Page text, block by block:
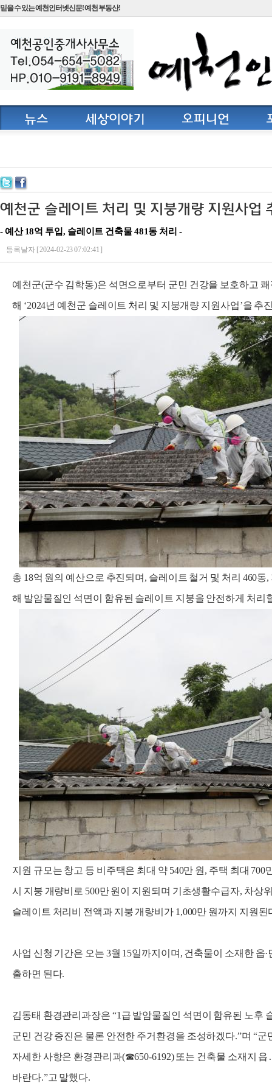
믿을 수 있는 예천인터넷신문! 예천 부동산!
- 예산 18억 투입, 슬레이트 건축물 481동 처리 -
등록날자 [ 2024-02-23 07:02:41 ]
예천군(군수 김학동)은 석면으로부터 군민 건강을 보호하고
해 ‘2024년 예천군 슬레이트 처리 및 지붕개량 지원사업’을 추
총 18억 원의 예산으로 추진되며, 슬레이트 철거 및 처리 460동
해 발암물질인 석면이 함유된 슬레이트 지붕을 안전하게 처리
지원 규모는 창고 등 비주택은 최대 약 540만 원, 주택 최대 700
시 지붕 개량비로 500만 원이 지원되며 기초생활수급자, 차상
슬레이트 처리비 전액과 지붕 개량비가 1,000만 원까지 지원된
사업 신청 기간은 오는 3월 15일까지이며, 건축물이 소재한 읍
출하면 된다.
김동태 환경관리과장은 “1급 발암물질인 석면이 함유된 노후
군민 건강 증진은 물론 안전한 주거환경을 조성하겠다.”며 “
자세한 사항은 환경관리과(☎650-6192) 또는 건축물 소재지
바란다.”고 말했다.